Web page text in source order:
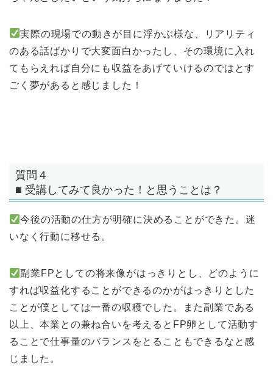
実際の現場での動きが目に浮かぶ様な、リアリティ
のある話ばかりで大変面白かったし、その環境に入れ
てもらえれば自分にも収益をあげていけるのではとす
ごく夢があると感じました！
質問４
■ 受講してみて良かった！と思うことは？
今後の活動の仕方が明確に決めることができた。迷
いなく行動に移せる。
副業FPとしての将来像がはっきりとし、どのように
すれば収益化することができるのかがはっきりとした
ことが僕としては一番の収穫でした。また副業である
以上、本業との兼ね合いを考えるとFP卵として活動す
ることで仕事量のバランスをとることもできるなと感
じました。